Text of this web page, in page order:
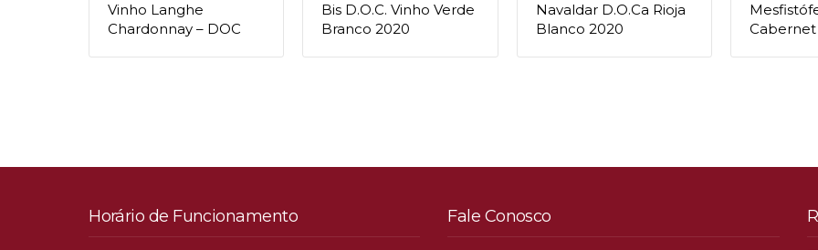
Vinho Langhe
Chardonnay – DOC
Bis D.O.C. Vinho Verde
Branco 2020
Navaldar D.O.Ca Rioja
Blanco 2020
Cabernet
Horário de Funcionamento Fale Conosco